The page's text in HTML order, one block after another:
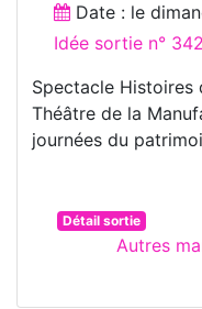
Date : le
Idée sortie n°
Spectacle Histoires
Théâtre de la
journées du
Détail sortie
Autres